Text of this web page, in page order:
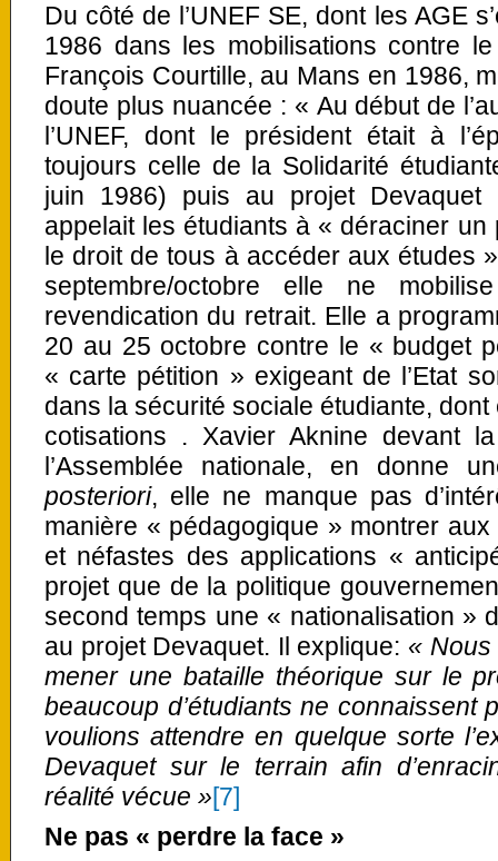
Du côté de l’UNEF SE, dont les AGE
1986 dans les mobilisations contre
François Courtille, au Mans en 1986,
doute plus nuancée : « Au début de
l’UNEF, dont le président était à
toujours celle de la Solidarité
juin 1986) puis au projet Devaquet
appelait les étudiants à « déraciner
le droit de tous à accéder aux études »
septembre/octobre elle ne
revendication du retrait. Elle a
20 au 25 octobre contre le « budget
« carte pétition » exigeant de l’Etat
dans la sécurité sociale étudiante,
cotisations . Xavier Aknine devant
l’Assemblée nationale, en donne
posteriori, elle ne manque pas
manière « pédagogique » montrer
et néfastes des applications «
projet que de la politique
second temps une « nationalisation »
au projet Devaquet. Il explique: «
mener une bataille théorique sur le
beaucoup d’étudiants ne connaissent
voulions attendre en quelque sorte
Devaquet sur le terrain afin
réalité vécue »[7]
Ne pas « perdre la face »